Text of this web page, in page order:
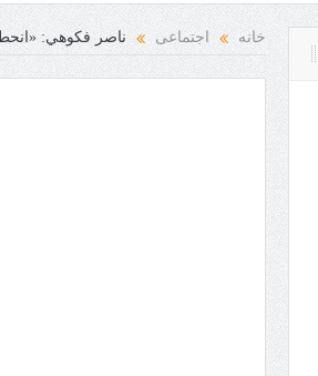
روز جامعه انسانی فرخنده باد
خانه اجتماعی ناصر فكوهي: